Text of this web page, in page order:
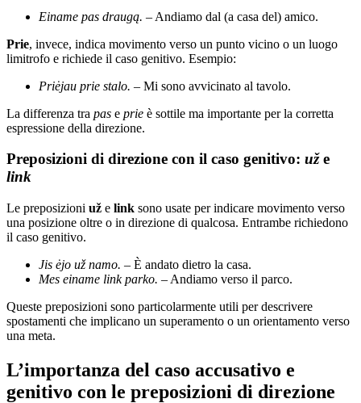
Einame pas draugą. – Andiamo dal (a casa del) amico.
Prie, invece, indica movimento verso un punto vicino o un luogo
limitrofo e richiede il caso genitivo. Esempio:
Priėjau prie stalo. – Mi sono avvicinato al tavolo.
La differenza tra pas e prie è sottile ma importante per la corretta
espressione della direzione.
Preposizioni di direzione con il caso genitivo: uže
link
Le preposizioni už e link sono usate per indicare movimento verso
una posizione oltre o in direzione di qualcosa. Entrambe richiedono
il caso genitivo.
Jis ėjo už namo. – È andato dietro la casa.
Mes einame link parko. – Andiamo verso il parco.
Queste preposizioni sono particolarmente utili per descrivere
spostamenti che implicano un superamento o un orientamento verso
una meta.
L’importanza del caso accusativo e
genitivo con le preposizioni di direzione